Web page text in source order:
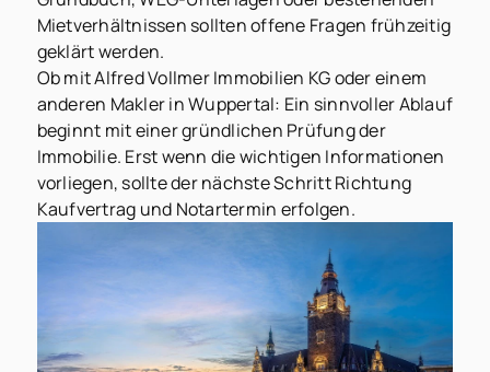
Mietverhältnissen sollten offene Fragen frühzeitig
geklärt werden.
Ob mit Alfred Vollmer Immobilien KG oder einem
anderen Makler in Wuppertal: Ein sinnvoller Ablauf
beginnt mit einer gründlichen Prüfung der
Immobilie. Erst wenn die wichtigen Informationen
vorliegen, sollte der nächste Schritt Richtung
Kaufvertrag und Notartermin erfolgen.